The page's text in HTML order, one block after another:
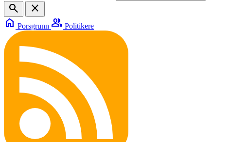
search
close
home Porsgrunn group Politikere